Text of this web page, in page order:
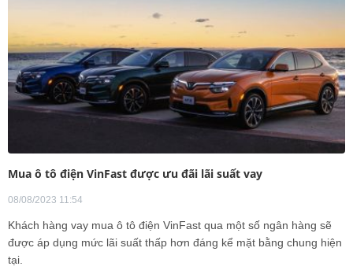
Mua ô tô điện VinFast được ưu đãi lãi suất vay
08/08/2023 11:54
Khách hàng vay mua ô tô điện VinFast qua một số ngân hàng sẽ
được áp dụng mức lãi suất thấp hơn đáng kể mặt bằng chung hiện
tại.